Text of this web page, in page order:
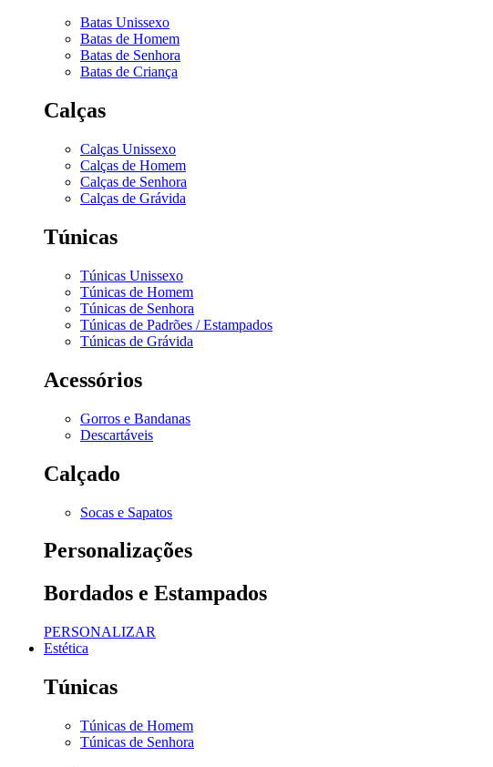
Batas Unissexo
Batas de Homem
Batas de Senhora
Batas de Criança
Calças
Calças Unissexo
Calças de Homem
Calças de Senhora
Calças de Grávida
Túnicas
Túnicas Unissexo
Túnicas de Homem
Túnicas de Senhora
Túnicas de Padrões / Estampados
Túnicas de Grávida
Acessórios
Gorros e Bandanas
Descartáveis
Calçado
Socas e Sapatos
Personalizações
Bordados e Estampados
PERSONALIZAR
Estética
Túnicas
Túnicas de Homem
Túnicas de Senhora